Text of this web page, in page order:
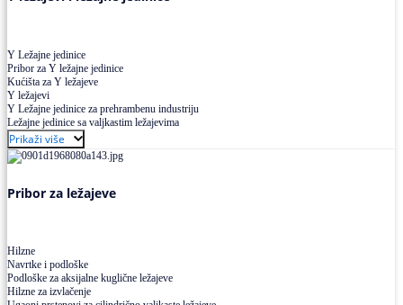
Y Ležajne jedinice
Pribor za Y ležajne jedinice
Kućišta za Y ležajeve
Y ležajevi
Y Ležajne jedinice za prehrambenu industriju
Ležajne jedinice sa valjkastim ležajevima
Prikaži više
Pribor za ležajeve
Hilzne
Navrtke i podloške
Podloške za aksijalne kuglične ležajeve
Hilzne za izvlačenje